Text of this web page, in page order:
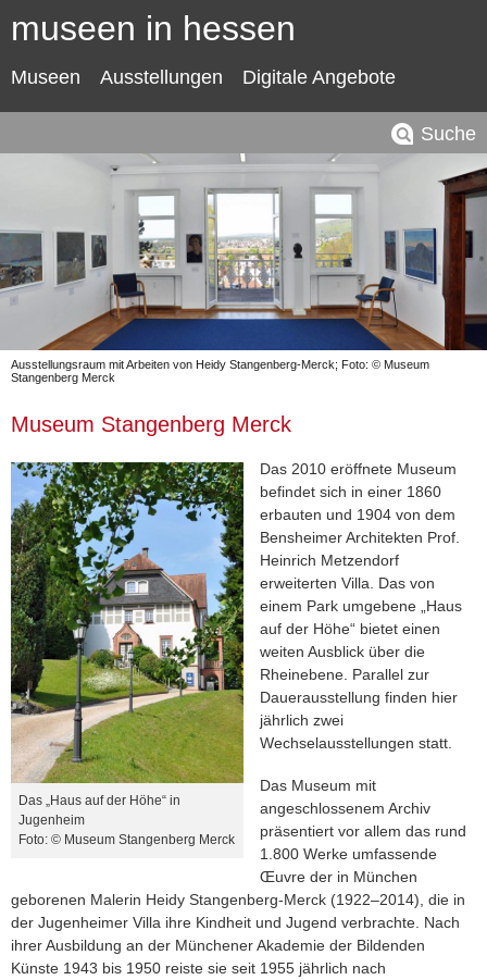
museen in hessen
Museen Ausstellungen Digitale Angebote
Suche
Ausstellungsraum mit Arbeiten von Heidy Stangenberg-Merck; Foto: © Museum
Stangenberg Merck
Museum Stangenberg Merck
Das „Haus auf der Höhe“ in
Jugenheim
Foto: © Museum Stangenberg Merck
Das 2010 eröffnete Museum
befindet sich in einer 1860
erbauten und 1904 von dem
Bensheimer Architekten Prof.
Heinrich Metzendorf
erweiterten Villa. Das von
einem Park umgebene „Haus
auf der Höhe“ bietet einen
weiten Ausblick über die
Rheinebene. Parallel zur
Dauerausstellung finden hier
jährlich zwei
Wechselausstellungen statt.
Das Museum mit
angeschlossenem Archiv
präsentiert vor allem das rund
1.800 Werke umfassende
Œuvre der in München
geborenen Malerin Heidy Stangenberg-Merck (1922–2014), die in
der Jugenheimer Villa ihre Kindheit und Jugend verbrachte. Nach
ihrer Ausbildung an der Münchener Akademie der Bildenden
Künste 1943 bis 1950 reiste sie seit 1955 jährlich nach